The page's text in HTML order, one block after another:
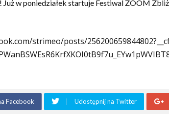
Już w poniedziałek startuje Festiwal ZOOM
strimeo/posts/
Facebook Udostępnij na Twitter